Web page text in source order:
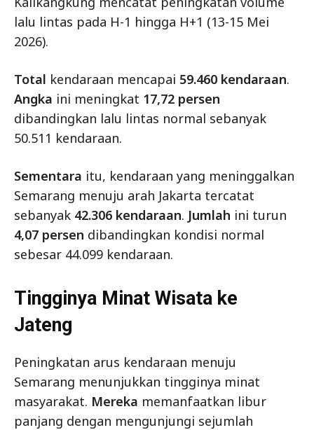
lalu lintas pada H-1 hingga H+1 (13-15 Mei
2026).
Total kendaraan mencapai 59.460 kendaraan.
Angka ini meningkat 17,72 persen
dibandingkan lalu lintas normal sebanyak
50.511 kendaraan.
Sementara itu, kendaraan yang meninggalkan
Semarang menuju arah Jakarta tercatat
sebanyak 42.306 kendaraan. Jumlah ini turun
4,07 persen dibandingkan kondisi normal
sebesar 44.099 kendaraan.
Tingginya Minat Wisata ke
Jateng
Peningkatan arus kendaraan menuju
Semarang menunjukkan tingginya minat
masyarakat. Mereka memanfaatkan libur
panjang dengan mengunjungi sejumlah